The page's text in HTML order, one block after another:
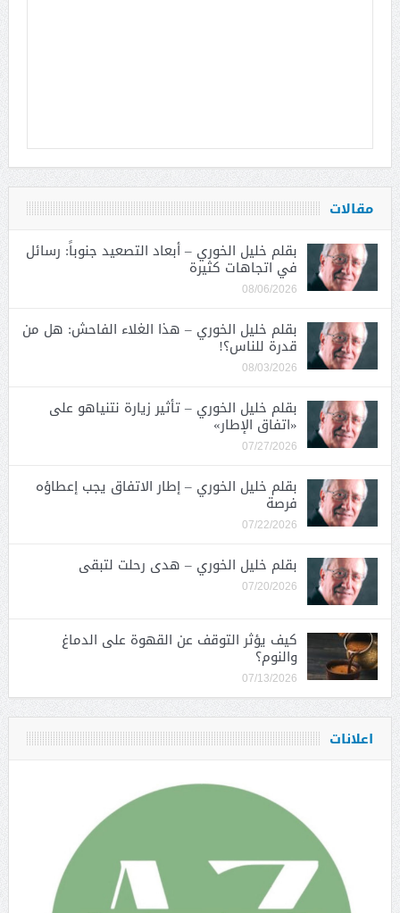
مقالات
بقلم خليل الخوري – أبعاد التصعيد جنوباً: رسائل
في اتجاهات كثيرة
08/06/2026
بقلم خليل الخوري – هذا الغلاء الفاحش: هل من
قدرة للناس؟!
08/03/2026
بقلم خليل الخوري – تأثير زيارة نتنياهو على
«اتفاق الإطار»
07/27/2026
بقلم خليل الخوري – إطار الاتفاق يجب إعطاؤه
فرصة
07/22/2026
بقلم خليل الخوري – هدى رحلت لتبقى
07/20/2026
كيف يؤثر التوقف عن القهوة على الدماغ
والنوم؟
07/13/2026
اعلانات